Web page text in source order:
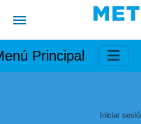
Principal
Iniciar